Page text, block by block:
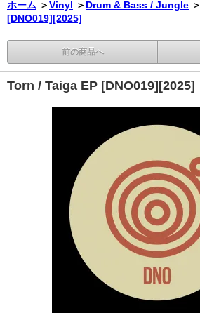
ホーム ＞Vinyl ＞ Drum & Bass / Jungle ＞
[DNO019][2025]
前の商品へ
Torn / Taiga EP [DNO019][2025]